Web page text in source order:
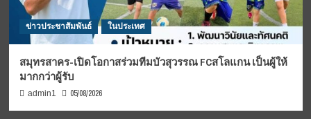
ข่าวประชาสัมพันธ์ ในประเทศ
สมุทรสาคร-เปิดโอกาสร่วมทีมบัวสุวรรณ FCสโลแกน เป็นผู้ให้
มากกว่าผู้รับ
admin1 05/08/2026